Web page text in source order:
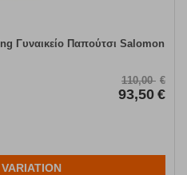
Γυναικείο Παπούτσι Salomon
110,00 €
93,50 €